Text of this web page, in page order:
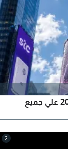
انترنت لا محدود وبدون استخدام عادل وخصم 20 علي جميع
2